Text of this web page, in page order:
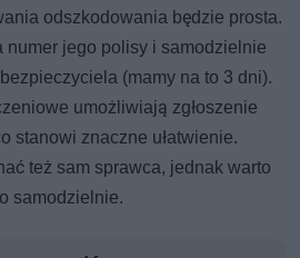
odszkodowania będzie prosta.
numer jego polisy i samodzielnie
(mamy na to 3 dni).
umożliwiają zgłoszenie
stanowi znaczne ułatwienie.
też sam sprawca, jednak warto
samodzielnie.